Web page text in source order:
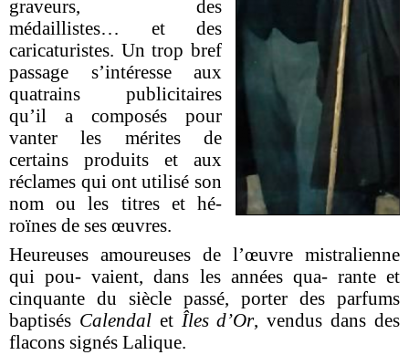
graveurs, des
médaillistes… et des
caricaturistes. Un trop bref
passage s’intéresse aux
quatrains publicitaires
qu’il a composés pour
vanter les mérites de
certains produits et aux
réclames qui ont utilisé son
nom ou les titres et hé-
roïnes de ses œuvres.
Heureuses amoureuses de l’œuvre mistralienne
qui pou- vaient, dans les années qua- rante et
cinquante du siècle passé, porter des parfums
baptisés Calendalet Îles d’Or, vendus dans des
flacons signés Lalique.